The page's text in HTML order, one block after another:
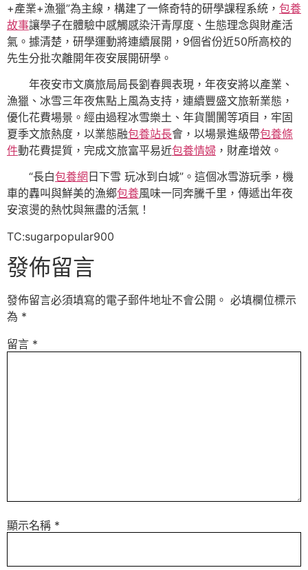
+產業+漁獵”為主線，構建了一條奇特的研學課程系統， 包養
故事讓學子在體驗中感觸感染汗青厚度、生態理念與財產活
氣。據清楚，研學運動將連續展開，9個省份近50所高校的
先生分批次離開年夜安展開研學。
年夜安市文廣旅局局長劉春興表現，年夜安將以產業、
漁獵、冰雪三年夜焦點上風為支持，連續豐盛文旅新業態，
優化花費場景。經由過程冰雪樂土、年貨闤闠等項目，牢固
夏季文旅熱度，以業態融包養站長會，以場景進級帶包養條
件動花費提質，完成文旅富平易近包養情婦 ，財產增效。
“長白包養網 日下雪 玩冰到白城”。這個冰雪游玩季，機
車的轟叫與鮮美的漁鄉包養風味一同奔騰千里，傳遞出年夜
安滾燙的熱忱與無盡的活氣！
TC:sugarpopular900
發佈留言
發佈留言必須填寫的電子郵件地址不會公開。 必填欄位標示
為 *
留言 *
顯示名稱 *